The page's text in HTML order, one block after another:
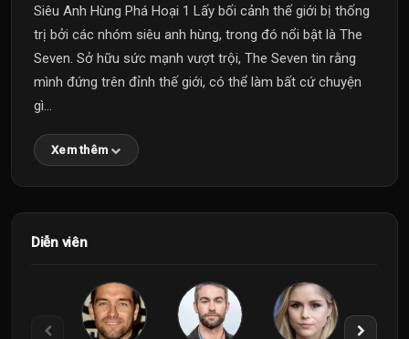
Siêu Anh Hùng Phá Hoại 1 Lấy bối cảnh thế giới bị thống
trị bởi các nhóm siêu anh hùng, trong đó nổi bật là The
Seven. Sở hữu sức mạnh vượt trội, The Seven tin rằng
mình đứng trên đỉnh thế giới, có thể làm bất cứ chuyện
gì...
Xem thêm
Diễn viên